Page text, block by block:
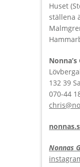
Huset
ställena
132 39
070-44
Nonnas